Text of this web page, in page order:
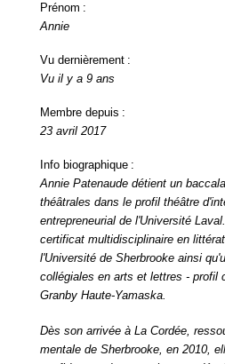
Prénom :
Annie
Vu dernièrement :
Vu il y a 9 ans
Membre depuis :
23 avril 2017
Info biographique :
Annie Patenaude détient un
théâtrales dans le profil théâtre
entrepreneurial de l'Université
certificat multidisciplinaire en
l'Université de Sherbrooke ainsi
collégiales en arts et lettres - profil
Granby Haute-Yamaska.
Dès son arrivée à La Cordée,
mentale de Sherbrooke, en 2010,